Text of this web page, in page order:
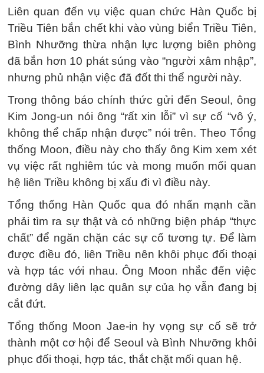
Liên quan đến vụ việc quan chức Hàn Quốc bị
Triều Tiên bắn chết khi vào vùng biển Triều Tiên,
Bình Nhưỡng thừa nhận lực lượng biên phòng
đã bắn hơn 10 phát súng vào “người xâm nhập”,
nhưng phủ nhận việc đã đốt thi thể người này.
Trong thông báo chính thức gửi đến Seoul, ông
Kim Jong-un nói ông “rất xin lỗi” vì sự cố “vô ý,
không thể chấp nhận được” nói trên. Theo Tổng
thống Moon, điều này cho thấy ông Kim xem xét
vụ việc rất nghiêm túc và mong muốn mối quan
hệ liên Triều không bị xấu đi vì điều này.
Tổng thống Hàn Quốc qua đó nhấn mạnh cần
phải tìm ra sự thật và có những biện pháp “thực
chất” để ngăn chặn các sự cố tương tự. Để làm
được điều đó, liên Triều nên khôi phục đối thoại
và hợp tác với nhau. Ông Moon nhắc đến việc
đường dây liên lạc quân sự của họ vẫn đang bị
cắt đứt.
Tổng thống Moon Jae-in hy vọng sự cố sẽ trở
thành một cơ hội để Seoul và Bình Nhưỡng khôi
phục đối thoại, hợp tác, thắt chặt mối quan hệ.